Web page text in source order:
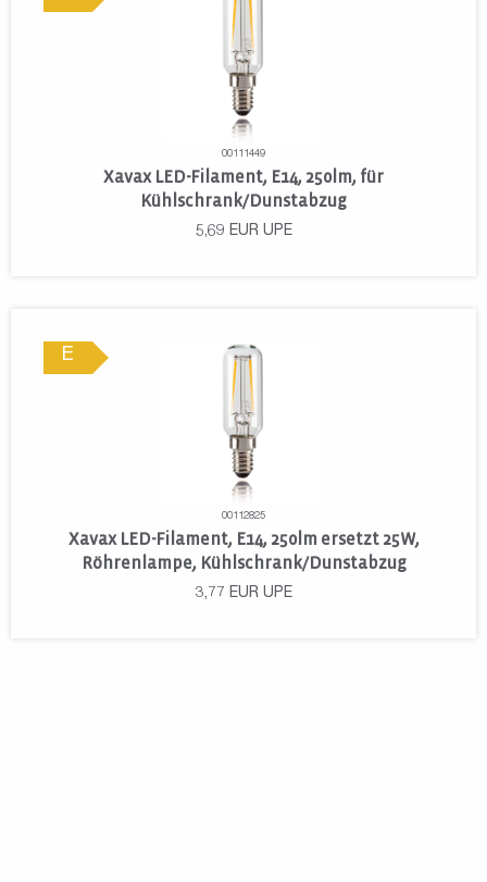
00111449
Xavax LED-Filament, E14, 250lm, für
Kühlschrank/Dunstabzug
5,69 EUR UPE
E
00112825
Xavax LED-Filament, E14, 250lm ersetzt 25W,
Röhrenlampe, Kühlschrank/Dunstabzug
3,77 EUR UPE